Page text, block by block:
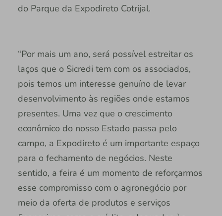
do Parque da Expodireto Cotrijal.
“Por mais um ano, será possível estreitar os
laços que o Sicredi tem com os associados,
pois temos um interesse genuíno de levar
desenvolvimento às regiões onde estamos
presentes. Uma vez que o crescimento
econômico do nosso Estado passa pelo
campo, a Expodireto é um importante espaço
para o fechamento de negócios. Neste
sentido, a feira é um momento de reforçarmos
esse compromisso com o agronegócio por
meio da oferta de produtos e serviços